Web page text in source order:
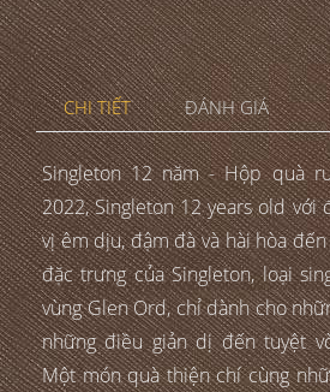
CHI TIẾT ĐÁNH GIÁ
Singleton 12 năm - Hộp quà
2022, Singleton 12 years old với
vị êm dịu, đậm đà và hài hòa
đặc trưng của Singleton, loại
vùng Glen Ord, chỉ dành cho
những điều giản dị đến tuyệt
Một món quà thiện chí cùng